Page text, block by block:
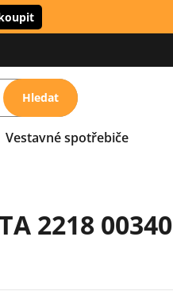
Hledat
Vestavné spotřebiče
2218 00340
recenzí)